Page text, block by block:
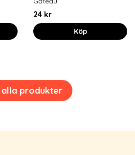
24 kr
Köp
alla produkter